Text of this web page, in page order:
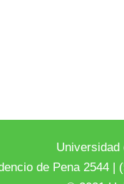
Universidad
de Pena 2544 |